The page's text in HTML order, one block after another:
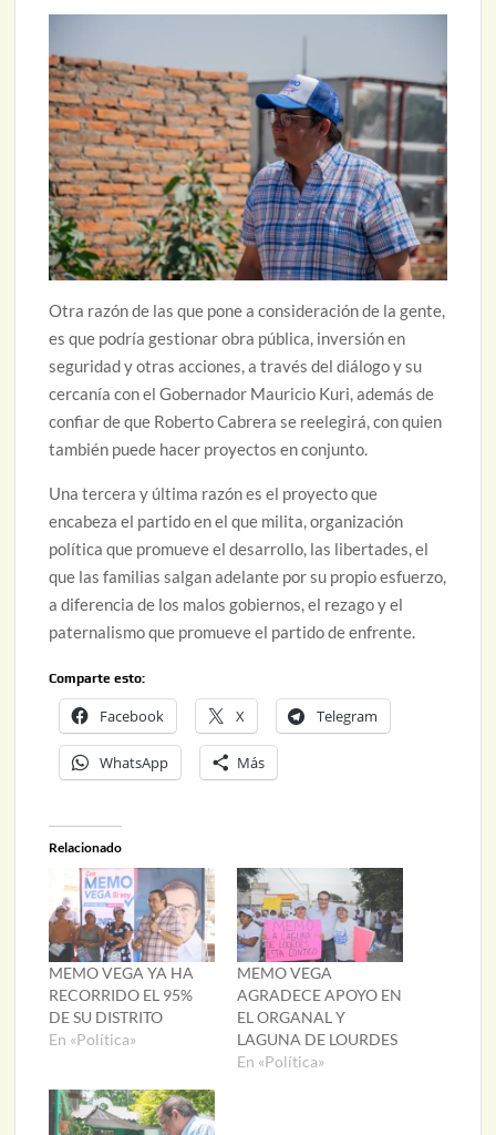
Otra razón de las que pone a consideración de la gente,
es que podría gestionar obra pública, inversión en
seguridad y otras acciones, a través del diálogo y su
cercanía con el Gobernador Mauricio Kuri, además de
confiar de que Roberto Cabrera se reelegirá, con quien
también puede hacer proyectos en conjunto.
Una tercera y última razón es el proyecto que
encabeza el partido en el que milita, organización
política que promueve el desarrollo, las libertades, el
que las familias salgan adelante por su propio esfuerzo,
a diferencia de los malos gobiernos, el rezago y el
paternalismo que promueve el partido de enfrente.
Comparte esto:
Facebook X Telegram
WhatsApp Más
Relacionado
MEMO VEGA YA HA
RECORRIDO EL 95%
DE SU DISTRITO
En «Política»
MEMO VEGA
AGRADECE APOYO EN
EL ORGANAL Y
LAGUNA DE LOURDES
En «Política»